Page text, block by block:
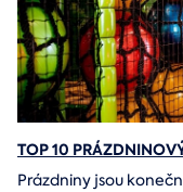
TOP 10
Prázdniny jsou